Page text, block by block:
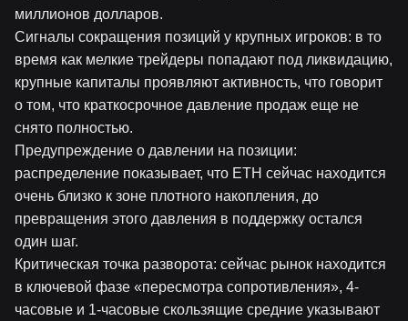
миллионов долларов.
Сигналы сокращения позиций у крупных игроков: в то
время как мелкие трейдеры попадают под ликвидацию,
крупные капиталы проявляют активность, что говорит
о том, что краткосрочное давление продаж еще не
снято полностью.
Предупреждение о давлении на позиции:
распределение показывает, что ETH сейчас находится
очень близко к зоне плотного накопления, до
превращения этого давления в поддержку остался
один шаг.
Критическая точка разворота: сейчас рынок находится
в ключевой фазе «пересмотра сопротивления», 4-
часовые и 1-часовые скользящие средние указывают